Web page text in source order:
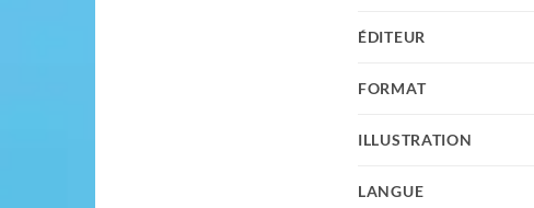
ÉDITEUR
FORMAT
ILLUSTRATION
LANGUE